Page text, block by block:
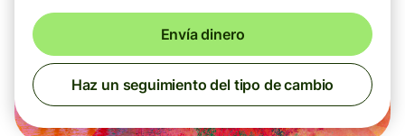
Envía dinero
Haz un seguimiento del tipo de cambio